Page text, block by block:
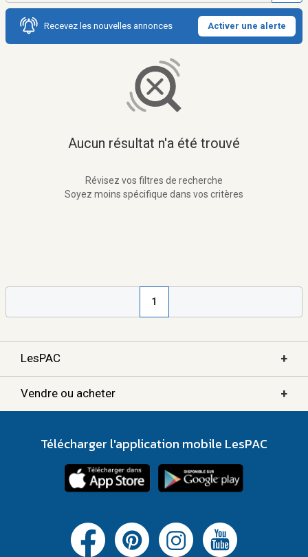
Recevez les nouvelles annonces Activer une alerte
Aucun résultat n'a été trouvé
Révisez vos filtres de recherche
Soyez moins spécifique dans vos critères
1
LesPAC +
Vendre ou acheter +
Télécharger l'application mobile LesPAC